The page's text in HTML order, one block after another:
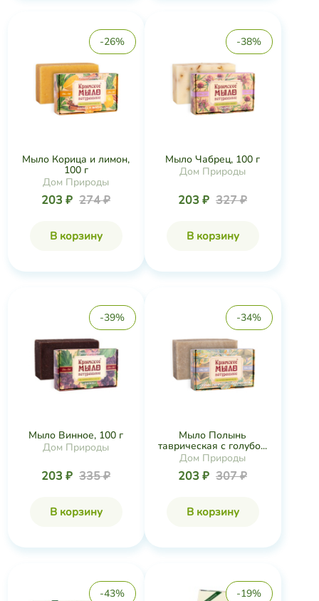
-26%
Мыло Корица и лимон,
100 г
Дом Природы
203 ₽ 274 ₽
В корзину
-38%
Мыло Чабрец, 100 г
Дом Природы
203 ₽ 327 ₽
В корзину
-39%
Мыло Винное, 100 г
Дом Природы
203 ₽ 335 ₽
В корзину
-34%
Мыло Полынь
таврическая с голубо...
Дом Природы
203 ₽ 307 ₽
В корзину
-43% -19%